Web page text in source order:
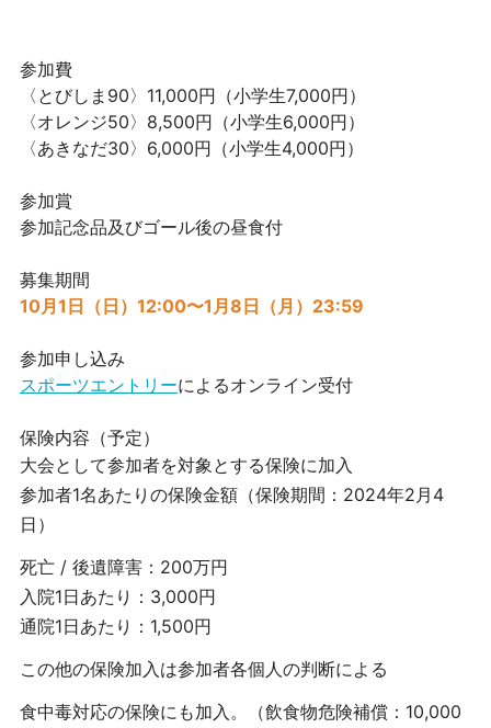
参加費
〈とびしま90〉11,000円（小学生7,000円）
〈オレンジ50〉8,500円（小学生6,000円）
〈あきなだ30〉6,000円（小学生4,000円）
参加賞
参加記念品及びゴール後の昼食付
募集期間
10月1日（日）12:00〜1月8日（月）23:59
参加申し込み
スポーツエントリーによるオンライン受付
保険内容（予定）
大会として参加者を対象とする保険に加入
参加者1名あたりの保険金額（保険期間：2024年2月4
日）
死亡 / 後遺障害：200万円
入院1日あたり：3,000円
通院1日あたり：1,500円
この他の保険加入は参加者各個人の判断による
食中毒対応の保険にも加入。（飲食物危険補償：10,000